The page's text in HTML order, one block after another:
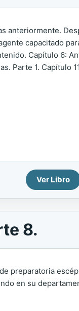
anteriormente.
capacitado
Capítulo 6:
Parte 1. Capítulo
Ver Libro
8.
preparatoria
en su